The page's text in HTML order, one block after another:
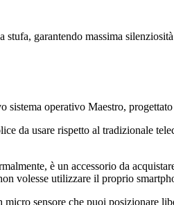
garantendo massima
operativo Maestro,
da usare rispetto al tradizionale
è un accessorio da
volesse utilizzare il proprio
sensore che puoi posizionare